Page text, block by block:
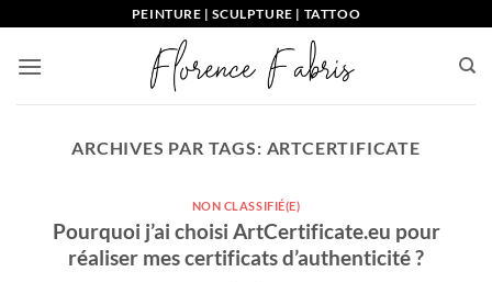
contenu
PEINTURE | SCULPTURE | TATTOO
ARCHIVES PAR TAGS: ARTCERTIFICATE
NON CLASSIFIÉ(E)
Pourquoi j’ai choisi ArtCertificate.eu pour
réaliser mes certificats d’authenticité ?